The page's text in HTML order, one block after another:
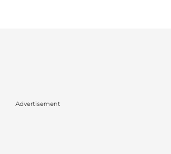
Advertisement